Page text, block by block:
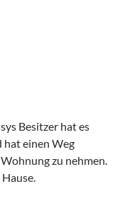
Besitzer hat es
hat einen Weg
zu nehmen.